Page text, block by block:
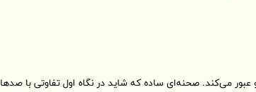
می‌کند. صحنه‌ای ساده که شاید در نگاه اول تفاوتی با صدها